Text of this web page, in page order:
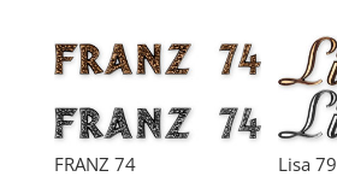
FRANZ 74 Lisa 79